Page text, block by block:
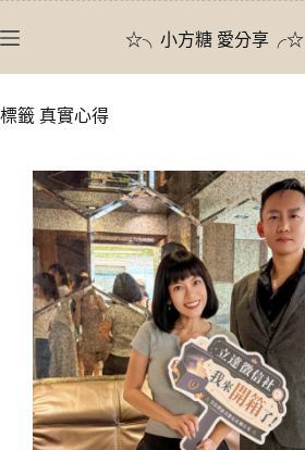
至
內
☆╮小方糖 愛分享╭☆
標籤 真實心得